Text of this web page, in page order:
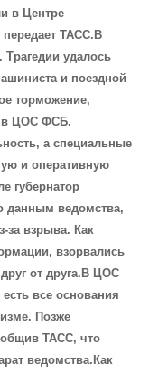
в Центре
ТАСС.В
Трагедии удалось
и поездной
торможение,
в ЦОС ФСБ.
а специальные
и оперативную
губернатор
данным ведомства,
за взрыва. Как
взорвались
от друга.В ЦОС
все основания
Позже
ТАСС, что
ведомства.Как